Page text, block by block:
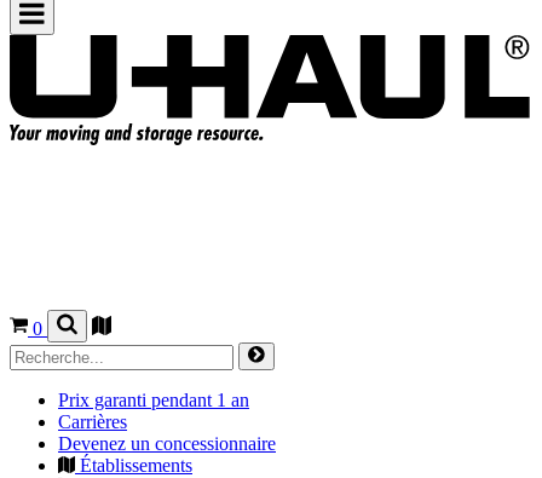
0
Prix garanti pendant 1 an
Carrières
Devenez un concessionnaire
Établissements